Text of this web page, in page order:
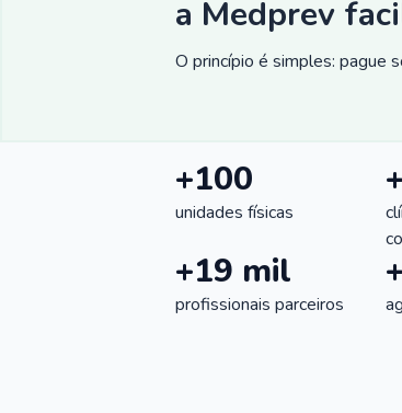
a Medprev
O princípio é simples: pague
+100
unidades físicas
+19 mil
profissionais parceiros